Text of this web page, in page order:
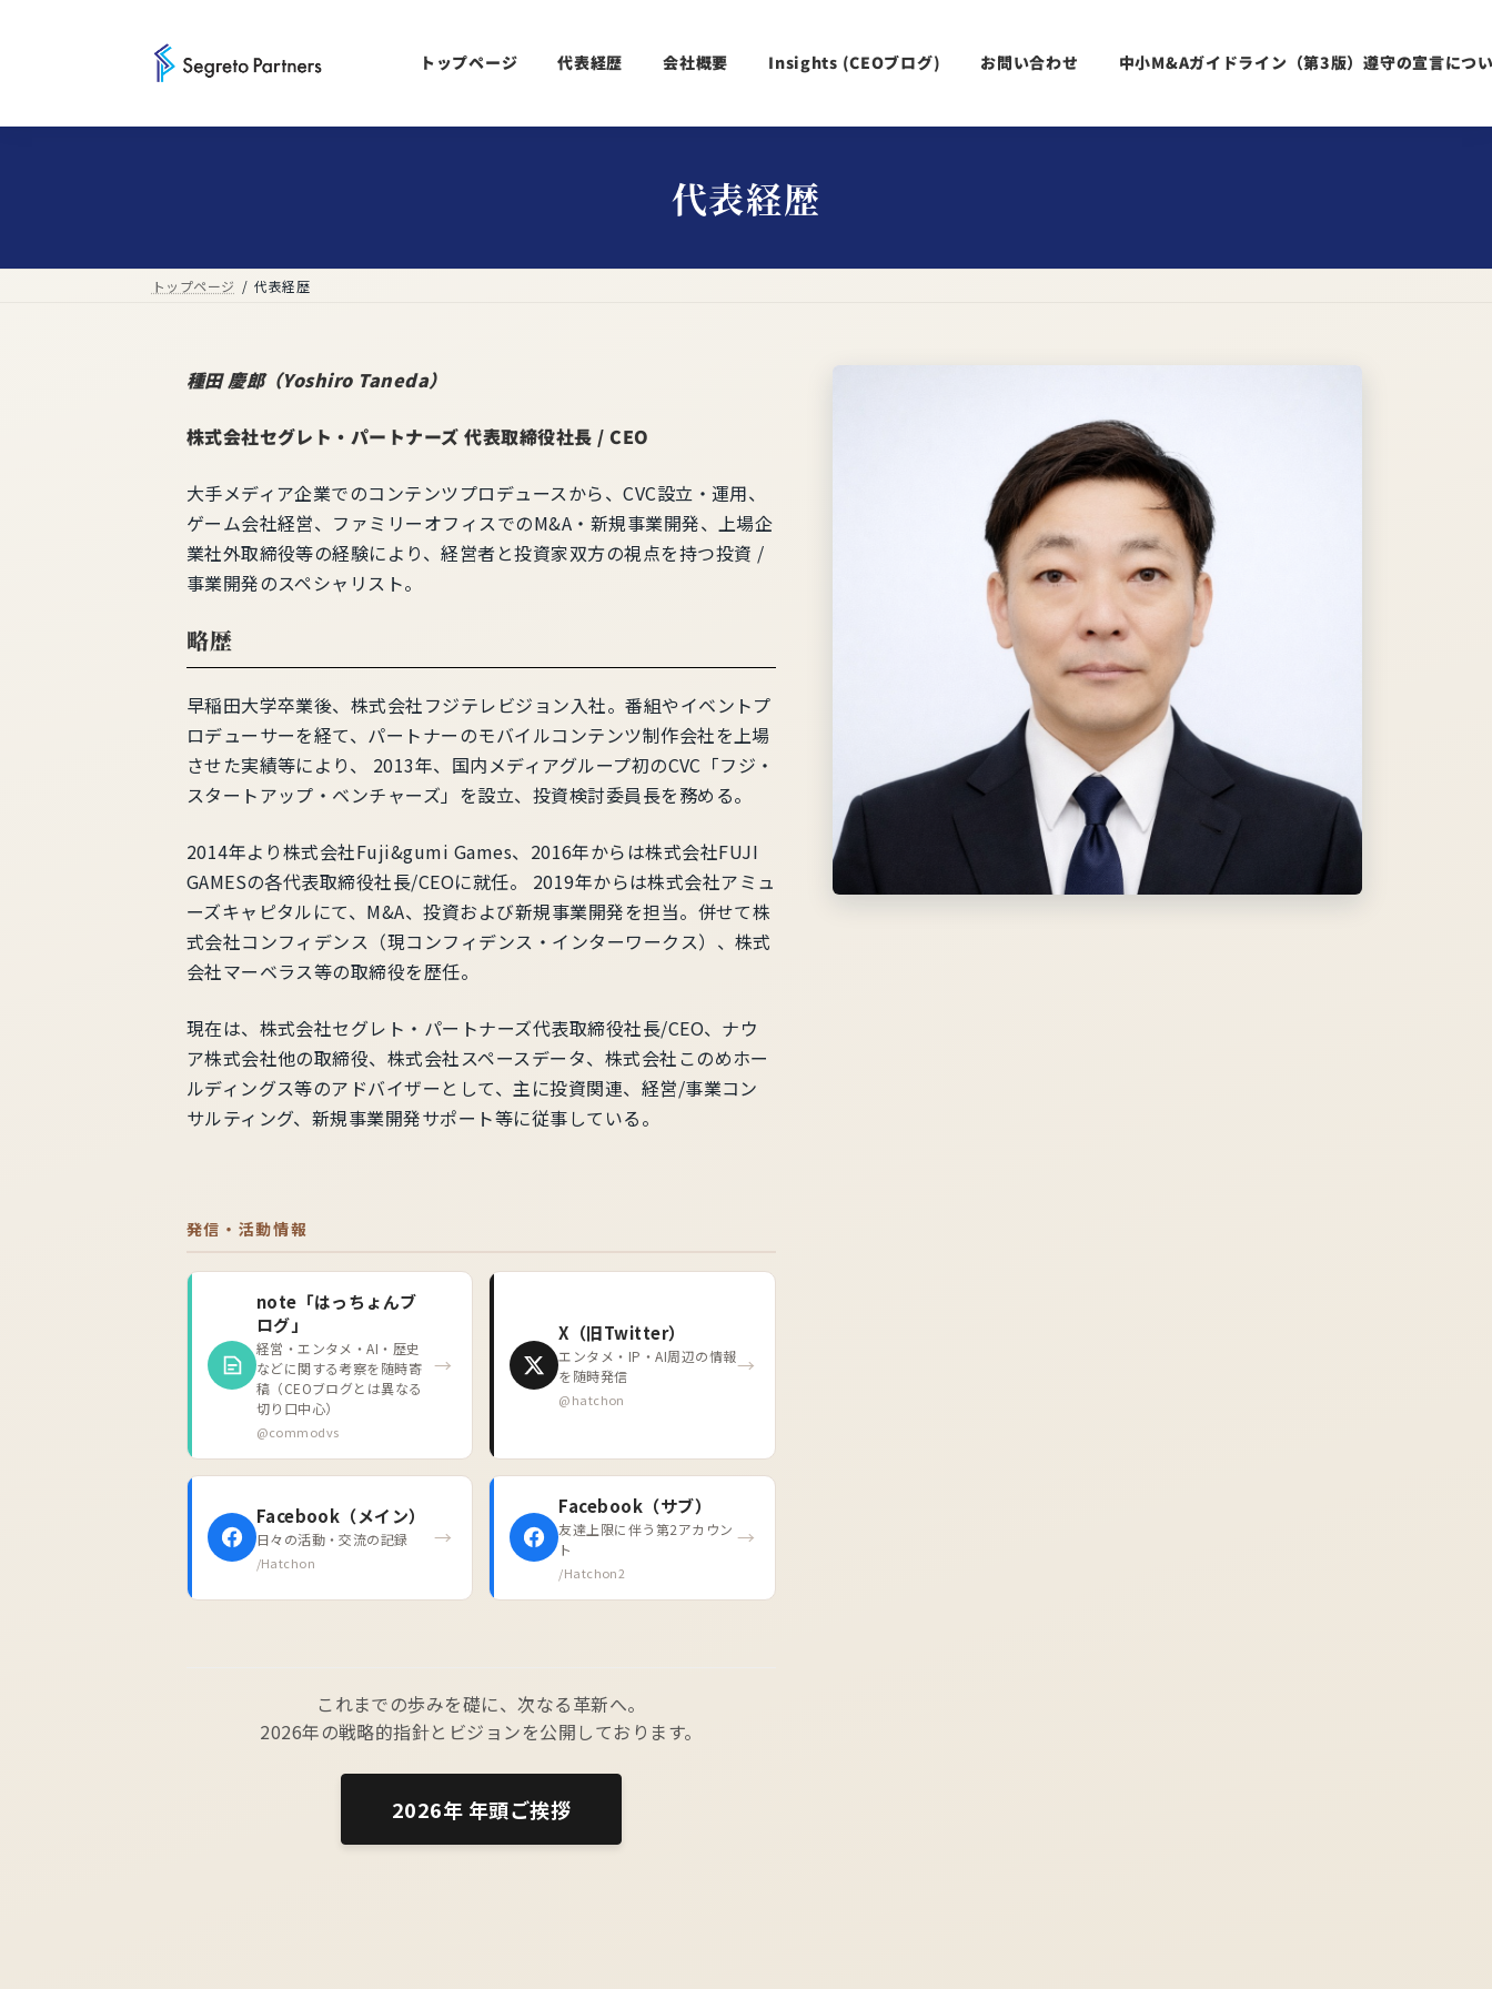
トップページ 代表経歴 会社概要 Insights (CEOブログ) お問い合わせ 中小M&Aガイドライン（第3版）遵守の宣言につ
代表経歴
トップページ 代表経歴
種田 慶郎（Yoshiro Taneda）
株式会社セグレト・パートナーズ 代表取締役社長 / CEO
大手メディア企業でのコンテンツプロデュースから、CVC設立・運用、
ゲーム会社経営、ファミリーオフィスでのM&A・新規事業開発、上場企
業社外取締役等の経験により、経営者と投資家双方の視点を持つ投資 /
事業開発のスペシャリスト。
略歴
早稲田大学卒業後、株式会社フジテレビジョン入社。番組やイベントプ
ロデューサーを経て、パートナーのモバイルコンテンツ制作会社を上場
させた実績等により、 2013年、国内メディアグループ初のCVC「フジ・
スタートアップ・ベンチャーズ」を設立、投資検討委員長を務める。
2014年より株式会社Fuji&gumi Games、2016年からは株式会社FUJI
GAMESの各代表取締役社長/CEOに就任。 2019年からは株式会社アミュ
ーズキャピタルにて、M&A、投資および新規事業開発を担当。併せて株
式会社コンフィデンス（現コンフィデンス・インターワークス）、株式
会社マーベラス等の取締役を歴任。
現在は、株式会社セグレト・パートナーズ代表取締役社長/CEO、ナウ
ア株式会社他の取締役、株式会社スペースデータ、株式会社このめホー
ルディングス等のアドバイザーとして、主に投資関連、経営/事業コン
サルティング、新規事業開発サポート等に従事している。
発信・活動情報
note「はっちょんブ
ログ」
経営・エンタメ・AI・歴史
などに関する考察を随時寄
稿（CEOブログとは異なる
切り口中心）
@commodvs
→
X（旧Twitter）
エンタメ・IP・AI周辺の情報
を随時発信
@hatchon
→
Facebook（メイン）
日々の活動・交流の記録
/Hatchon
→
Facebook（サブ）
友達上限に伴う第2アカウン
ト
/Hatchon2
→
これまでの歩みを礎に、次なる革新へ。
2026年の戦略的指針とビジョンを公開しております。
2026年 年頭ご挨拶